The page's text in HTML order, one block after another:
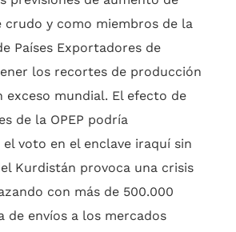
crudo y como miembros de la
Países Exportadores de
los recortes de producción
exceso mundial. El efecto de
de la OPEP podría
voto en el enclave iraquí sin
Kurdistán provoca una crisis
con más de 500.000
de envíos a los mercados